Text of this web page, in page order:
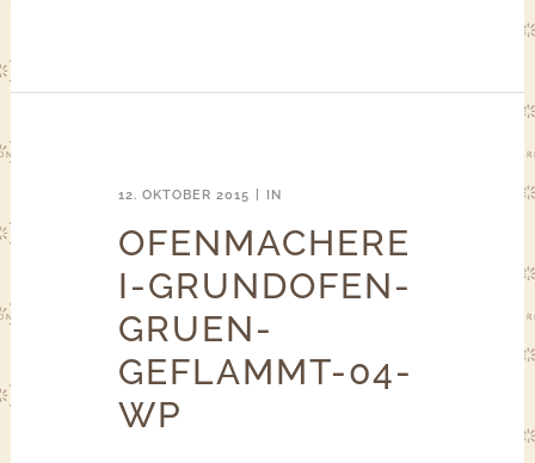
12. OKTOBER 2015 IN
OFENMACHERE
I-GRUNDOFEN-
GRUEN-
GEFLAMMT-04-
WP